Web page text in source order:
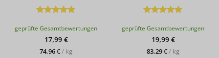
mit5von
geprüfte Gesamtbewertungen
17,99 €
74,96€/ kg
mit5von
geprüfte Gesamtbewertungen
19,99 €
83,29€/ kg